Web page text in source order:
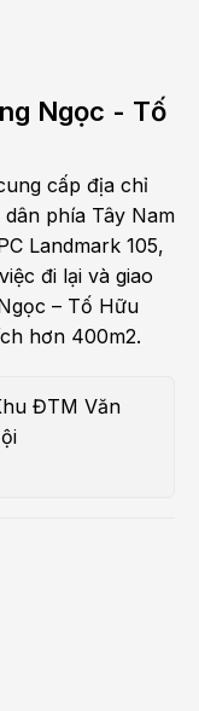
Ngọc - Tố
cấp địa chỉ
phía Tây Nam
Landmark 105,
đi lại và giao
– Tố Hữu
hơn 400m2.
ĐTM Văn